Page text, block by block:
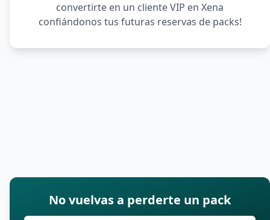
convertirte en un cliente VIP en Xena
confiándonos tus futuras reservas de packs!
No vuelvas a perderte un pack